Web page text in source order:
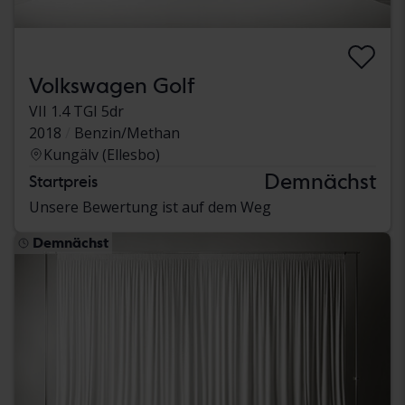
Volkswagen Golf
VII 1.4 TGI 5dr
2018
Benzin/Methan
Kungälv (Ellesbo)
Startpreis Demnächst
Unsere Bewertung ist auf dem Weg
Demnächst